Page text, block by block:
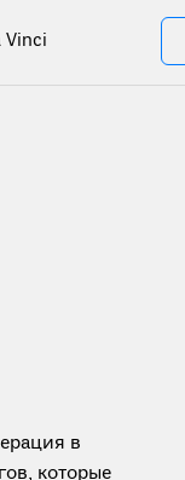
Vinci
в
которые